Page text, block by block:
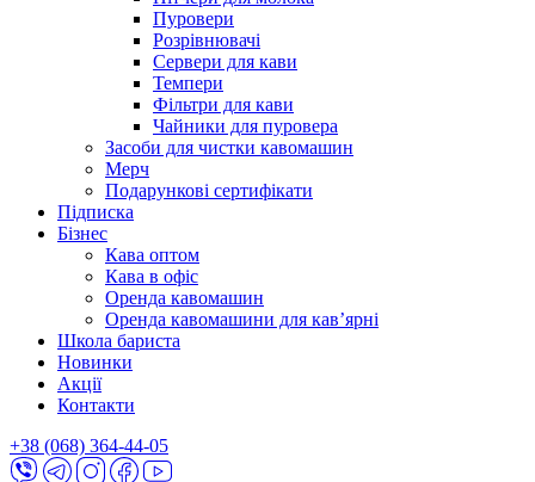
Пуровери
Розрівнювачі
Сервери для кави
Темпери
Фільтри для кави
Чайники для пуровера
Засоби для чистки кавомашин
Мерч
Подарункові сертифікати
Підписка
Бізнес
Кава оптом
Кава в офіс
Оренда кавомашин
Оренда кавомашини для кав’ярні
Школа бариста
Новинки
Акції
Контакти
+38 (068) 364-44-05